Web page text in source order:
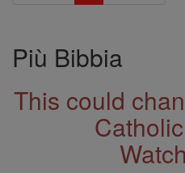
Più Bibbia
This could